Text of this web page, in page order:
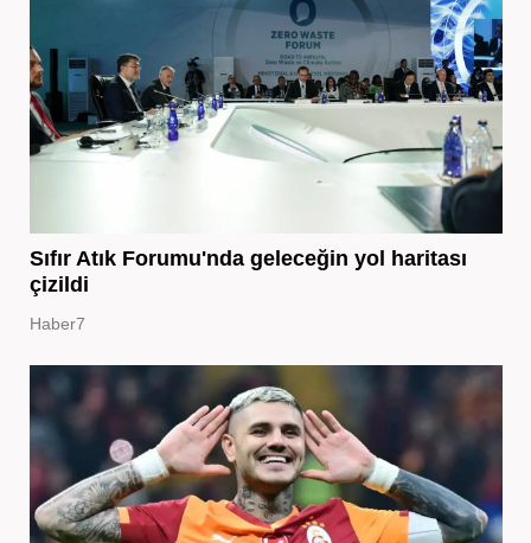
Sıfır Atık Forumu'nda geleceğin yol haritası
çizildi
Haber7